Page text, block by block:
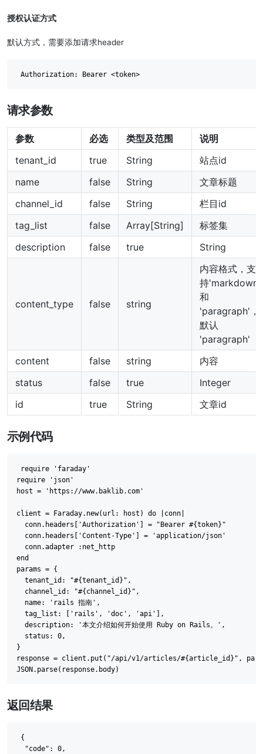
授权认证方式
默认方式，需要添加请求header
请求参数
参数 必选 类型及范围
说明
tenant_id
true String
站点id
name
false String
文章标题
channel_id
false String
栏目id
tag_list
false Array[String]
标签集
description
false true String
content_type false string
内容格式，支
持'markdown'
和
'paragraph'，
默认
'paragraph'
content
false string
内容
status
false true
Integer
id
true String 文章id
示例代码
require 'faraday'
require 'json'
host = 'https://www.baklib.com'
client = Faraday.new(url: host) do |conn|
  conn.headers['Authorization'] = "Bearer #{token}"
  conn.headers['Content-Type'] = 'application/json'
  conn.adapter :net_http
end
params = {
  tenant_id: "#{tenant_id}",
  channel_id: "#{channel_id}",
  name: 'rails 指南',
  tag_list: ['rails', 'doc', 'api'],
  description: '本文介绍如何开始使用 Ruby on Rails。',
  status: 0,
}
response = client.put("/api/v1/articles/#{article_id}",
返回结果
{
  "code": 0,